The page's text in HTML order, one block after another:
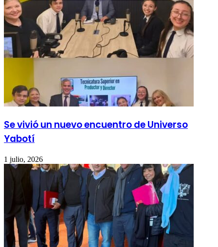
Se vivió un nuevo encuentro de Universo
Yabotí
1 julio, 2026